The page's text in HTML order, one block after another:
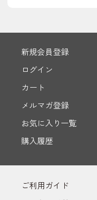
新規会員登録
ログイン
カート
メルマガ登録
お気に入り一覧
購入履歴
ご利用ガイド